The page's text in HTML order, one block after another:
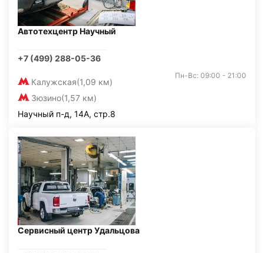
Автотехцентр Научный
+7 (499) 288-05-36
Калужская(1,09 км)
Зюзино(1,57 км)
Пн-Вс: 09:00 - 21:00
Научный п-д, 14А, стр.8
Сервисный центр Удальцова